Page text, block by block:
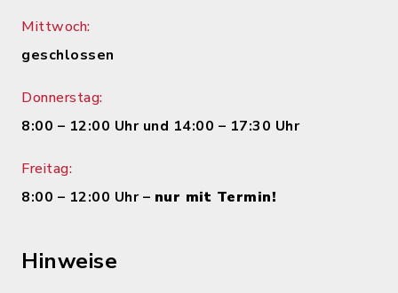
Mittwoch:
geschlossen
Donnerstag:
8:00 – 12:00 Uhr und 14:00 – 17:30 Uhr
Freitag:
8:00 – 12:00 Uhr – nur mit Termin!
Hinweise